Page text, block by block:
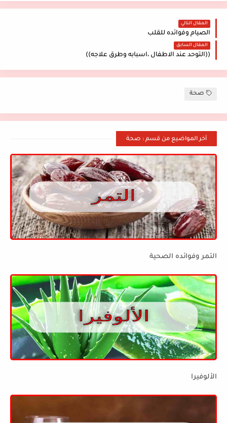
المقال التالي
الصيام وفوائده للقلب
المقال السابق
((التوحد عند الاطفال ،اسبابه وطرق علاجه))
صحة
أخر المواضيع من قسم : صحة
التمر وفوائده الصحية
الألوفيرا